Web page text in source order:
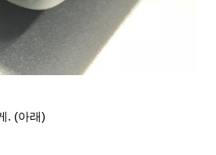
. (아래)